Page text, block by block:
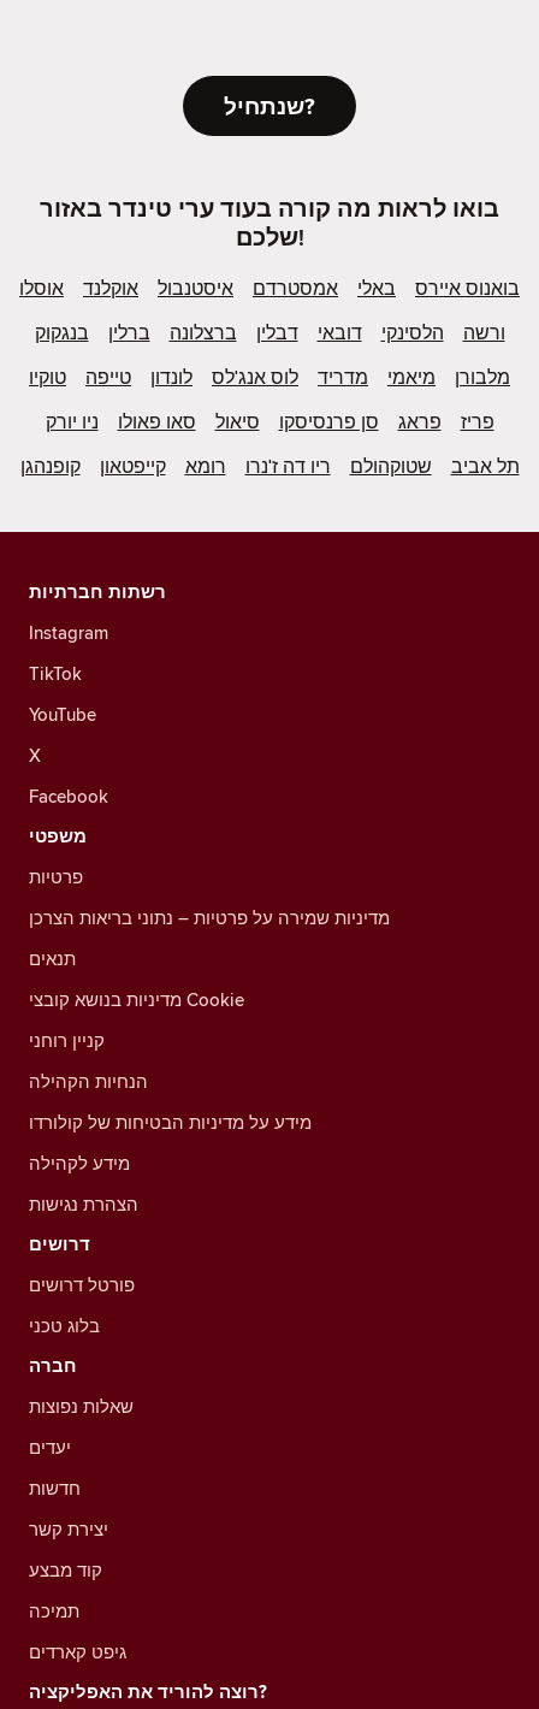
שנתחיל?
בואו לראות מה קורה בעוד ערי טינדר באזור
שלכם!
אוסלו אוקלנד איסטנבול אמסטרדם באלי
בואנוס איירס
בנגקוק
ברלין ברצלונה דבלין דובאי הלסינקי
ורשה
טוקיו
טייפה לונדון לוס אנג'לס מדריד מיאמי
מלבורן
ניו יורק
סאו פאולו סיאול סן פרנסיסקו פראג
פריז
קופנהגן
קייפטאון רומא ריו דה ז'נרו שטוקהולם תל אביב
רשתות חברתיות
Instagram
TikTok
YouTube
X
Facebook
משפטי
פרטיות
מדיניות שמירה על פרטיות – נתוני בריאות הצרכן
תנאים
מדיניות בנושא קובצי Cookie
קניין רוחני
הנחיות הקהילה
מידע על מדיניות הבטיחות של קולורדו
מידע לקהילה
הצהרת נגישות
דרושים
פורטל דרושים
בלוג טכני
חברה
שאלות נפוצות
יעדים
חדשות
יצירת קשר
קוד מבצע
תמיכה
גיפט קארדים
רוצה להוריד את האפליקציה?